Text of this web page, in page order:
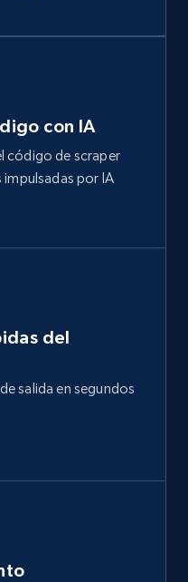
con IA
código de scraper
por IA
del
salida en segundos